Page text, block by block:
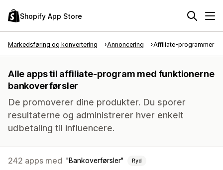
Shopify App Store
Markedsføring og konvertering Annoncering Affiliate-programmer
Alle apps til affiliate-program med funktionerne
bankoverførsler
De promoverer dine produkter. Du sporer
resultaterne og administrerer hver enkelt
udbetaling til influencere.
242 apps med Bankoverførsler Ryd